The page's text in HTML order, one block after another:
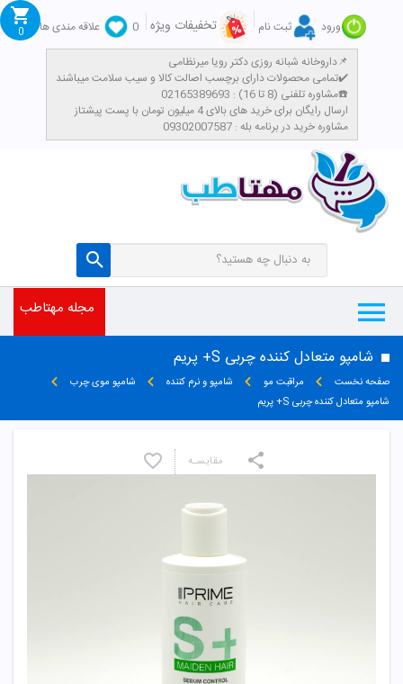
ورود ثبت نام تخفیفات ویژه 0
علاقه مندی ها
داروخانه شبانه روزی دکتر رویا میرنظامی📌
تمامی محصولات دارای برچسب اصالت کالا و سیب سلامت میباشند✔️
مشاوره تلفنی (8 تا 16) : 02165389693☎️
​ارسال رایگان برای خرید های بالای 4 میلیون تومان با پست پیشتاز
مشاوره خرید در برنامه بله : 09302007587
0
مجله مهتاطب
شامپو متعادل کننده چربی S+ پریم
صفحه نخست مراقبت مو شامپو و نرم کننده
شامپو موی چرب
شامپو متعادل کننده چربی S+ پریم
مقایسـه